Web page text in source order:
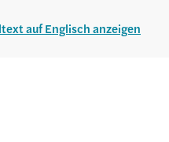
auf Englisch anzeigen